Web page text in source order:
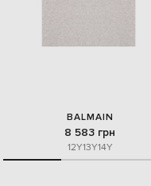
BALMAIN
8 583 грн
12Y13Y14Y